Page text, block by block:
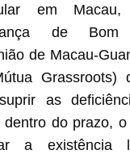
em
de
de Macau-
Grassroots)
as
do prazo,
a existência